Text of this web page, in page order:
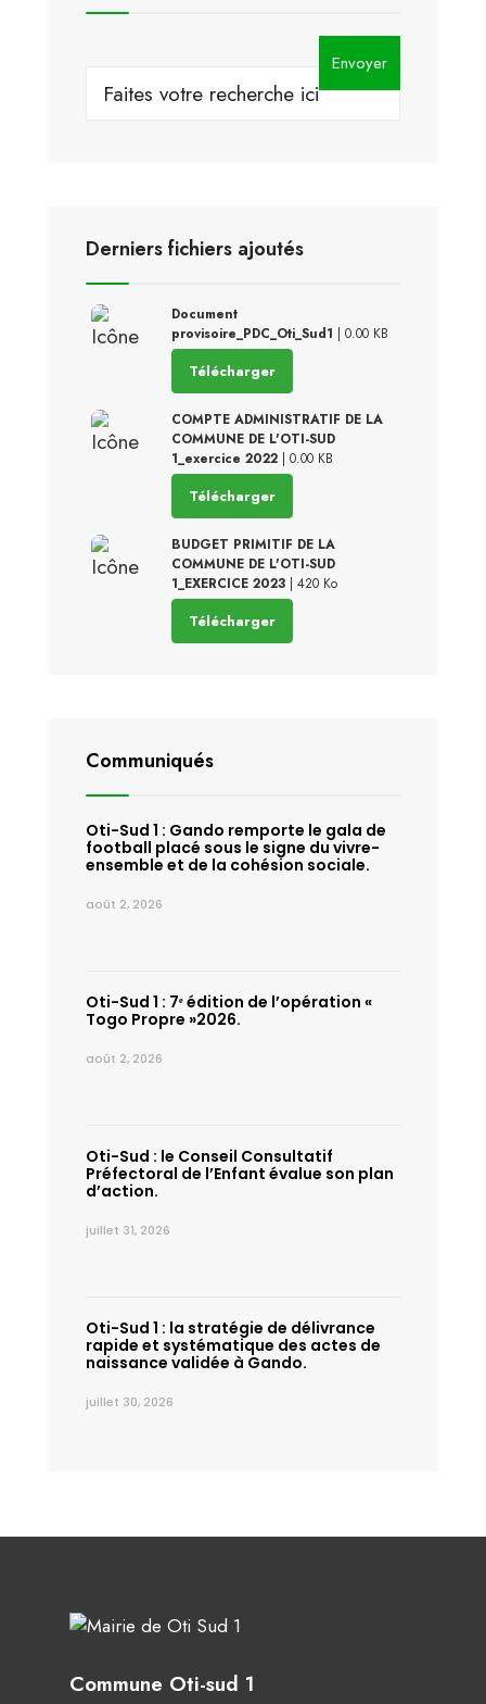
for:
Envoyer
Derniers fichiers ajoutés
Document
provisoire_PDC_Oti_Sud1 | 0.00 KB
Télécharger
COMPTE ADMINISTRATIF DE LA
COMMUNE DE L'OTI-SUD
1_exercice 2022 | 0.00 KB
Télécharger
BUDGET PRIMITIF DE LA
COMMUNE DE L'OTI-SUD
1_EXERCICE 2023 | 420 Ko
Télécharger
Communiqués
Oti-Sud 1 : Gando remporte le gala de
football placé sous le signe du vivre-
ensemble et de la cohésion sociale.
août 2, 2026
Oti-Sud 1 : 7ᵉ édition de l’opération «
Togo Propre »2026.
août 2, 2026
Oti-Sud : le Conseil Consultatif
Préfectoral de l’Enfant évalue son plan
d’action.
juillet 31, 2026
Oti-Sud 1 : la stratégie de délivrance
rapide et systématique des actes de
naissance validée à Gando.
juillet 30, 2026
Commune Oti-sud 1